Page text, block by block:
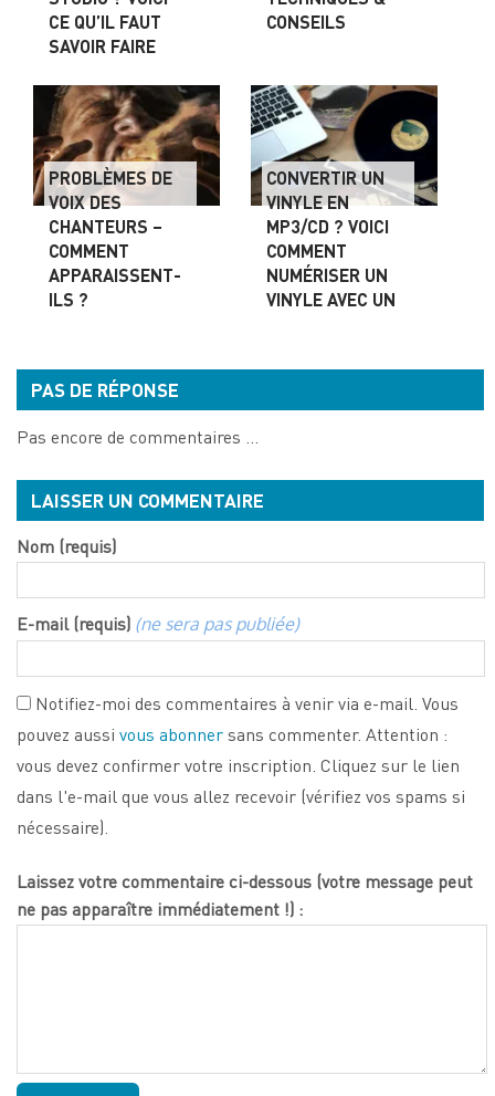
CE QU’IL FAUT
SAVOIR FAIRE
CONSEILS
PROBLÈMES DE
VOIX DES
CHANTEURS –
COMMENT
APPARAISSENT-
ILS ?
CONVERTIR UN
VINYLE EN
MP3/CD ? VOICI
COMMENT
NUMÉRISER UN
VINYLE AVEC UN
PAS DE RÉPONSE
Pas encore de commentaires ...
LAISSER UN COMMENTAIRE
Nom (requis)
E-mail (requis) (ne sera pas publiée)
Notifiez-moi des commentaires à venir via e-mail. Vous
pouvez aussi vous abonnersans commenter. Attention :
vous devez confirmer votre inscription. Cliquez sur le lien
dans l'e-mail que vous allez recevoir (vérifiez vos spams si
nécessaire).
Laissez votre commentaire ci-dessous (votre message peut
ne pas apparaître immédiatement !) :